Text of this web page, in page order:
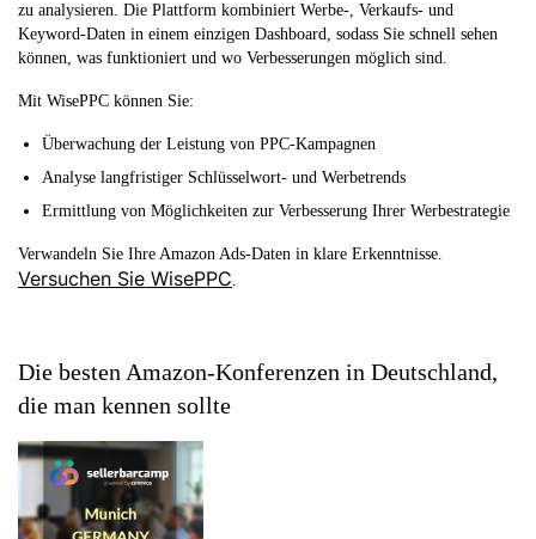
zu analysieren. Die Plattform kombiniert Werbe-, Verkaufs- und
Keyword-Daten in einem einzigen Dashboard, sodass Sie schnell sehen
können, was funktioniert und wo Verbesserungen möglich sind.
Mit WisePPC können Sie:
Überwachung der Leistung von PPC-Kampagnen
Analyse langfristiger Schlüsselwort- und Werbetrends
Ermittlung von Möglichkeiten zur Verbesserung Ihrer Werbestrategie
Verwandeln Sie Ihre Amazon Ads-Daten in klare Erkenntnisse.
Versuchen Sie WisePPC.
Die besten Amazon-Konferenzen in Deutschland,
die man kennen sollte